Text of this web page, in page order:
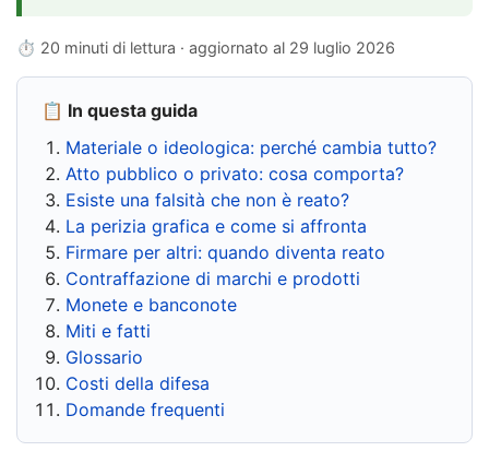
⏱ 20 minuti di lettura · aggiornato al 29 luglio 2026
📋 In questa guida
Materiale o ideologica: perché cambia tutto?
Atto pubblico o privato: cosa comporta?
Esiste una falsità che non è reato?
La perizia grafica e come si affronta
Firmare per altri: quando diventa reato
Contraffazione di marchi e prodotti
Monete e banconote
Miti e fatti
Glossario
Costi della difesa
Domande frequenti